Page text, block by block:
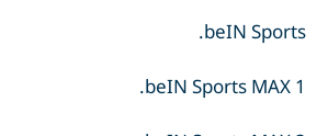
beIN Sports.
beIN Sports MAX 1.